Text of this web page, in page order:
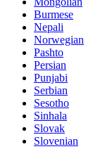
Burmese
Nepali
Norwegian
Pashto
Persian
Punjabi
Serbian
Sesotho
Sinhala
Slovak
Slovenian